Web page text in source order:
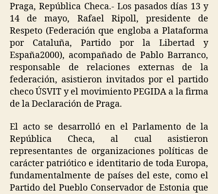
Praga, República Checa.- Los pasados días 13 y
14 de mayo, Rafael Ripoll, presidente de
Respeto (Federación que engloba a Plataforma
por Cataluña, Partido por la Libertad y
España2000), acompañado de Pablo Barranco,
responsable de relaciones externas de la
federación, asistieron invitados por el partido
checo ÚSVIT y el movimiento PEGIDA a la firma
de la Declaración de Praga.
El acto se desarrolló en el Parlamento de la
República Checa, al cual asistieron
representantes de organizaciones políticas de
carácter patriótico e identitario de toda Europa,
fundamentalmente de países del este, como el
Partido del Pueblo Conservador de Estonia que